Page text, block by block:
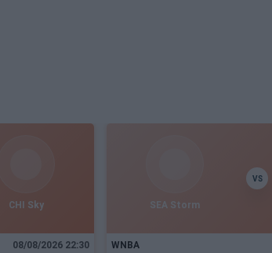
CHI Sky
08/08/2026 22:30
SEA Storm
VS
WNBA